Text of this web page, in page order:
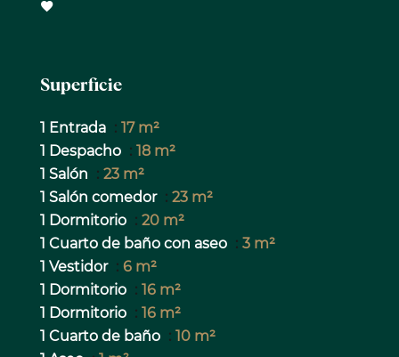
Superficie
1 Entrada
17 m²
1 Despacho
18 m²
1 Salón
23 m²
1 Salón comedor
23 m²
1 Dormitorio
20 m²
1 Cuarto de baño con aseo
3 m²
1 Vestidor
6 m²
1 Dormitorio
16 m²
1 Dormitorio
16 m²
1 Cuarto de baño
10 m²